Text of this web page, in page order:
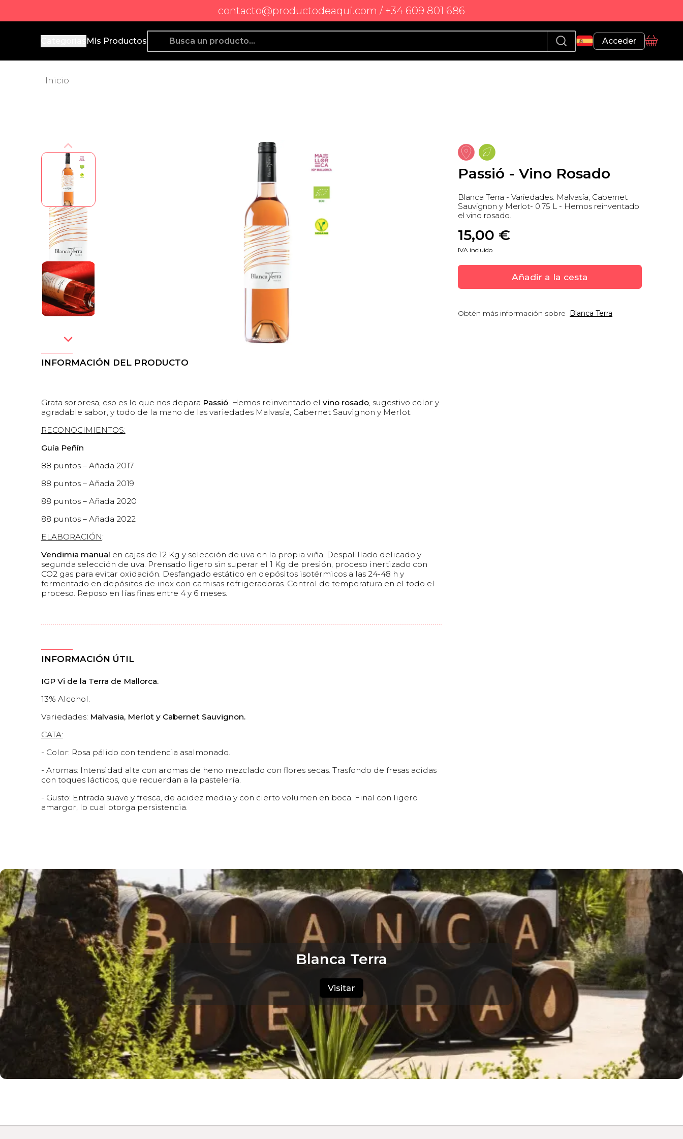
contacto@productodeaqui.com / +34 609 801 686
Producto de Aquí
Mis Productos Acceder
Perfil
Cesta
Inicio
Passió - Vino Rosado
Blanca Terra - Variedades: Malvasía, Cabernet
Sauvignon y Merlot- 0.75 L - Hemos reinventado
el vino rosado.
15,00 €
IVA incluido
Añadir a la cesta
Obtén más información sobre Blanca Terra
INFORMACIÓN DEL PRODUCTO
Grata sorpresa, eso es lo que nos depara Passió. Hemos reinventado el vino rosado, sugestivo color y
agradable sabor, y todo de la mano de las variedades Malvasía, Cabernet Sauvignon y Merlot.
RECONOCIMIENTOS:
Guía Peñín
88 puntos – Añada 2017
88 puntos – Añada 2019
88 puntos – Añada 2020
88 puntos – Añada 2022
ELABORACIÓN:
Vendimia manual en cajas de 12 Kg y selección de uva en la propia viña. Despalillado delicado y
segunda selección de uva. Prensado ligero sin superar el 1 Kg de presión, proceso inertizado con
CO2 gas para evitar oxidación. Desfangado estático en depósitos isotérmicos a las 24-48 h y
fermentado en depósitos de inox con camisas refrigeradoras. Control de temperatura en el todo el
proceso. Reposo en lías finas entre 4 y 6 meses.
INFORMACIÓN ÚTIL
IGP Vi de la Terra de Mallorca.
13% Alcohol.
Variedades: Malvasia, Merlot y Cabernet Sauvignon.
CATA:
- Color: Rosa pálido con tendencia asalmonado.
- Aromas: Intensidad alta con aromas de heno mezclado con flores secas. Trasfondo de fresas acidas
con toques lácticos, que recuerdan a la pastelería.
- Gusto: Entrada suave y fresca, de acidez media y con cierto volumen en boca. Final con ligero
amargor, lo cual otorga persistencia.
Blanca Terra
Visitar